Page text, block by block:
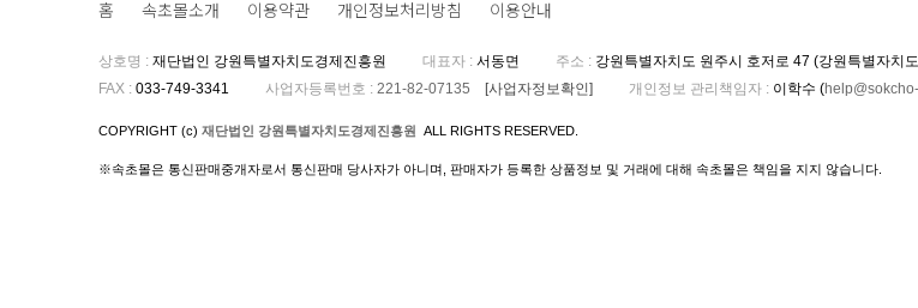
홈 속초몰소개 이용약관 개인정보처리방침 이용안내
상호명 : 재단법인 강원특별자치도경제진흥원 대표자 : 서동면 주소 : 강원특별자치도 원주시 호저로 47 (강원특별자치
FAX : 033-749-3341 사업자등록번호 : 221-82-07135 [사업자정보확인] 개인정보 관리책임자 : 이학수 (
COPYRIGHT (c) 재단법인 강원특별자치도경제진흥원 ALL RIGHTS RESERVED.
※속초몰은 통신판매중개자로서 통신판매 당사자가 아니며, 판매자가 등록한 상품정보 및 거래에 대해 속초몰은 책임을 지지 않습니다.